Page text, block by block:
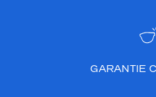
GARANTIE